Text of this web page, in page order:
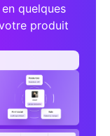
quelques
produit